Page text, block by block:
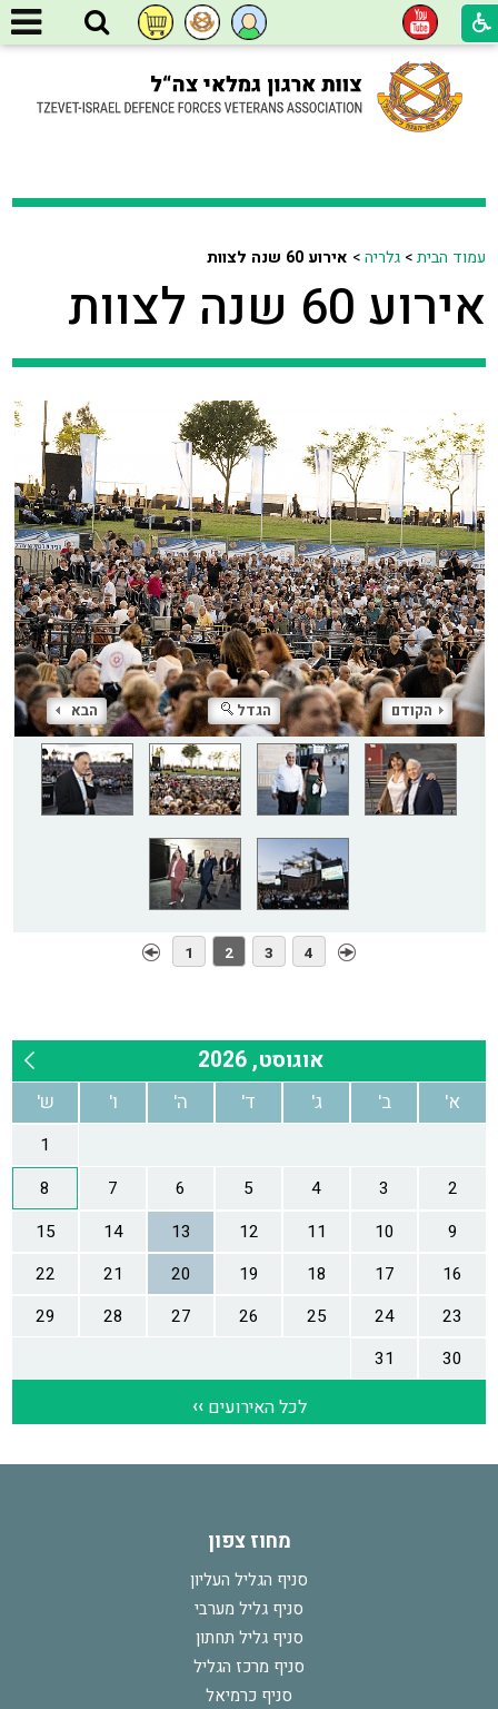
עמוד הבית>גלריה> אירוע 60 שנה לצוות
אירוע 60 שנה לצוות
הקודם הגדל הבא
1 2 3 4
מחוז צפון
סניף הגליל העליון
סניף גליל מערבי
סניף גליל תחתון
סניף מרכז הגליל
סניף כרמיאל